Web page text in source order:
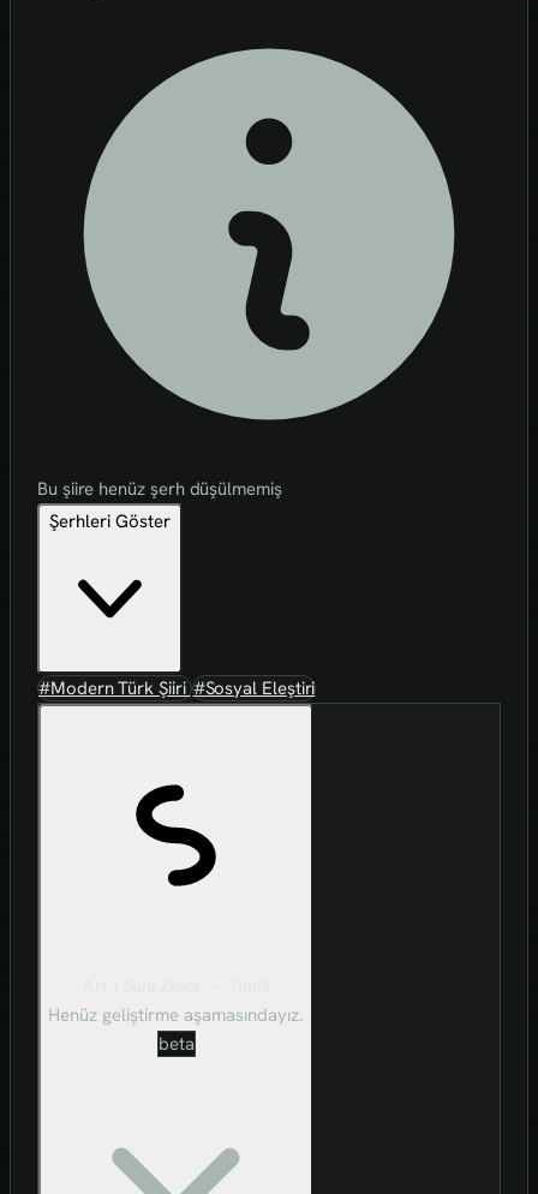
Bu şiire henüz şerh düşülmemiş
Şerhleri Göster
#Modern Türk Şiiri#Sosyal Eleştiri
Henüz geliştirme aşamasındayız.
beta